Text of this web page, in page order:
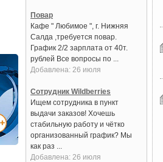
Повар
Кафе " Любимое ", г. Нижняя
Салда ,требуется повар.
График 2/2 зарплата от 40т.
рублей Все вопросы по ...
Добавлена: 26 июля
Сотрудник Wildberries
Ищем сотрудника в пункт
выдачи заказов! Хочешь
стабильную работу и чётко
организованный график? Мы
как раз ...
Добавлена: 26 июля